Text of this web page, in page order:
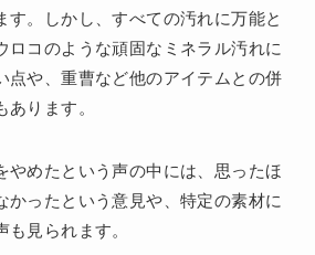
す。しかし、すべての汚れに万能と
ロコのような頑固なミネラル汚れに
点や、重曹など他のアイテムとの併
ります。
やめたという声の中には、思ったほ
かったという意見や、特定の素材に
見られます。